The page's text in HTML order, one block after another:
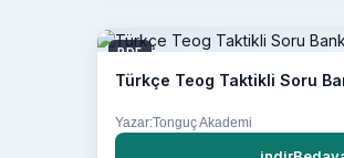
PDF
Türkçe Teog Taktikli Soru
Yazar:Tonguç Akademi